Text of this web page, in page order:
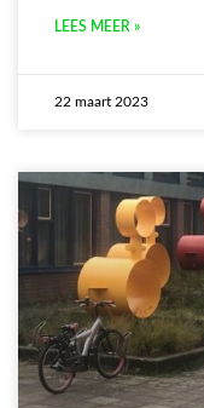
LEES MEER »
22 maart 2023